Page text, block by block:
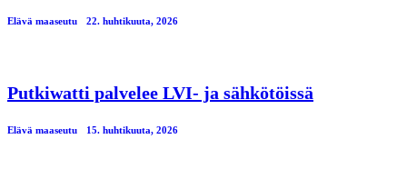
Elävä maaseutu 22. huhtikuuta, 2026
Putkiwatti palvelee LVI- ja sähkötöissä
Elävä maaseutu 15. huhtikuuta, 2026